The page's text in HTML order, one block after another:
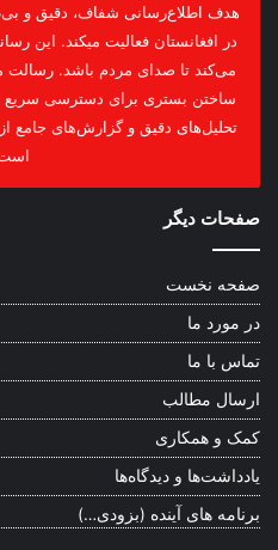
هدف اطلاع‌رسانی شفاف، دقیق و
در افغانستان فعالیت میکند. این
می‌کند تا صدای مردم باشد. رسالت
ساختن بستری برای دسترسی سریع
تحلیل‌های دقیق و گزارش‌های جامع
صفحات دیگر
صفحه نخست
در مورد ما
تماس با ما
ارسال مطالب
کمک و همکاری
یادداشت‌ها و دیدگاه‌ها
برنامه های آینده (بزودی…)